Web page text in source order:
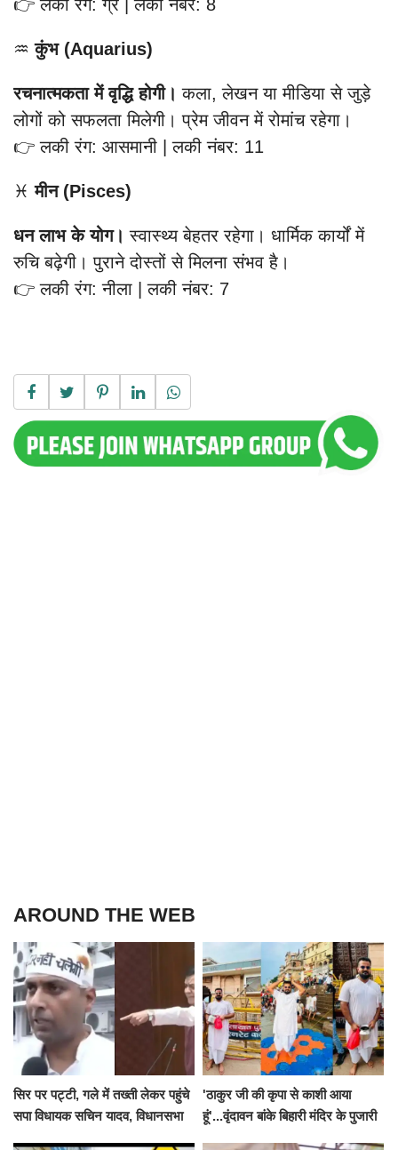
👉 लकी रंग: ग्रे | लकी नंबर: 8
♒कुंभ (Aquarius)
रचनात्मकता में वृद्धि होगी। कला, लेखन या मीडिया से जुड़े
लोगों को सफलता मिलेगी। प्रेम जीवन में रोमांच रहेगा।
👉 लकी रंग: आसमानी | लकी नंबर: 11
♓मीन (Pisces)
धन लाभ के योग। स्वास्थ्य बेहतर रहेगा। धार्मिक कार्यों में
रुचि बढ़ेगी। पुराने दोस्तों से मिलना संभव है।
👉 लकी रंग: नीला | लकी नंबर: 7
AROUND THE WEB
सिर पर पट्टी, गले में तख्ती लेकर पहुंचे
सपा विधायक सचिन यादव, विधानसभा
'ठाकुर जी की कृपा से काशी आया
हूं'...वृंदावन बांके बिहारी मंदिर के पुजारी